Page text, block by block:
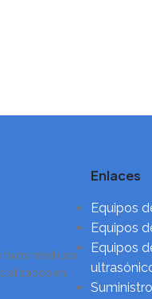
médicos
en
Enlaces
Equipos
Equipos
Equipos